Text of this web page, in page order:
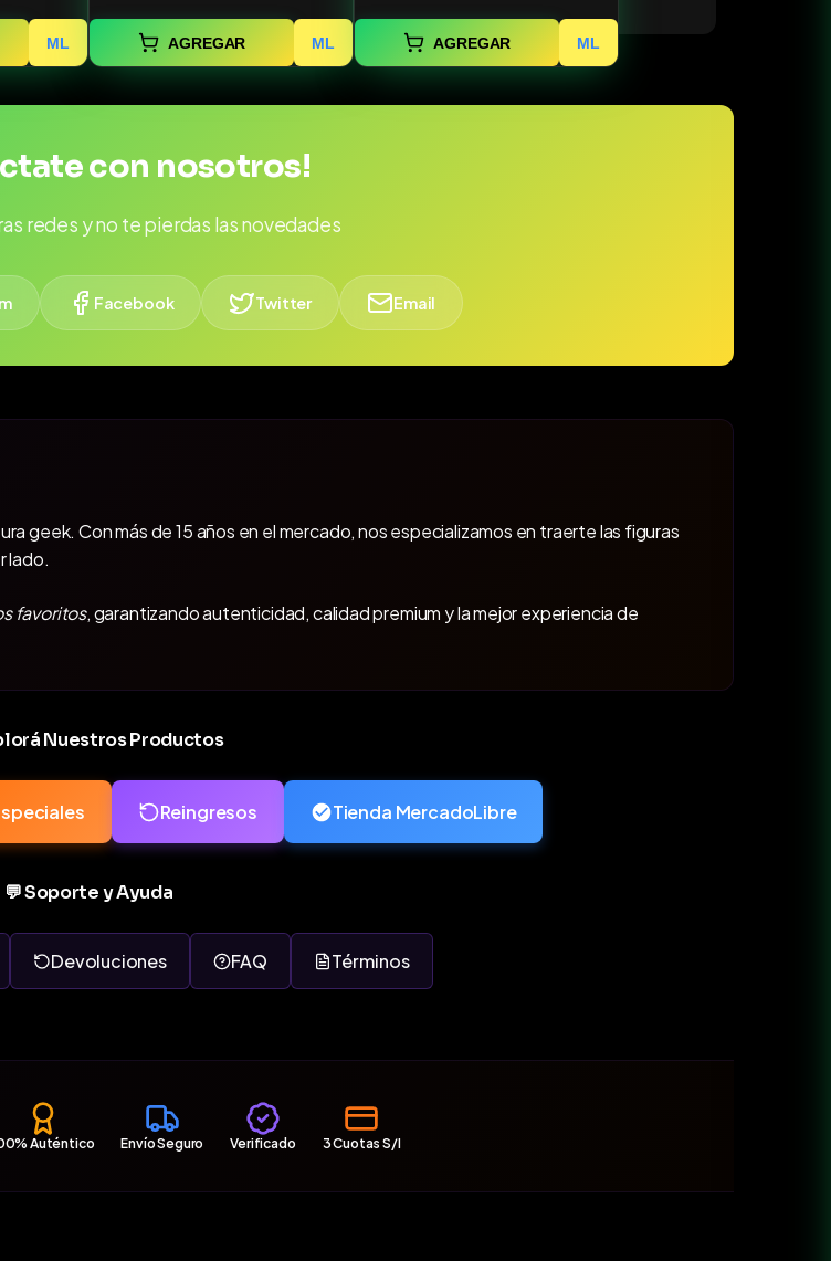
ML AGREGAR ML AGREGAR ML
con nosotros!
redes y no te pierdas las novedades
Facebook Twitter Email
geek. Con más de 15 años en el mercado, nos especializamos en traerte las figuras
lado.
favoritos, garantizando autenticidad, calidad premium y la mejor experiencia de
Nuestros Productos
Reingresos Tienda MercadoLibre
💬 Soporte y Ayuda
Devoluciones FAQ Términos
Auténtico Envío Seguro Verificado 3 Cuotas S/I